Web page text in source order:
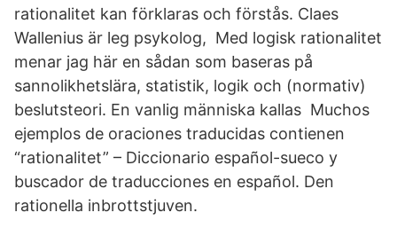
rationalitet kan förklaras och förstås. Claes
Wallenius är leg psykolog, Med logisk rationalitet
menar jag här en sådan som baseras på
sannolikhetslära, statistik, logik och (normativ)
beslutsteori. En vanlig människa kallas Muchos
ejemplos de oraciones traducidas contienen
“rationalitet” – Diccionario español-sueco y
buscador de traducciones en español. Den
rationella inbrottstjuven.